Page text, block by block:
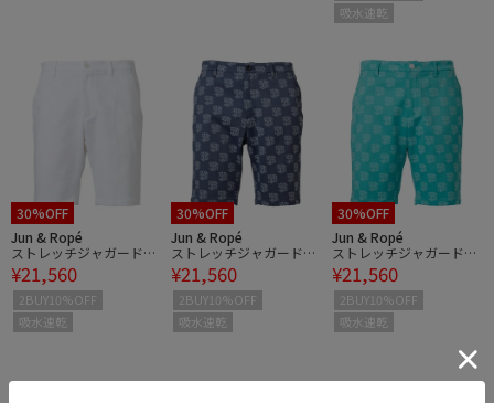
吸水速乾
30%OFF
Jun & Ropé
ストレッチジャガードシ
ョートパンツ/吸水速乾
¥21,560
2BUY10%OFF
吸水速乾
30%OFF
Jun & Ropé
ストレッチジャガードシ
ョートパンツ/吸水速乾
¥21,560
2BUY10%OFF
吸水速乾
30%OFF
Jun & Ropé
ストレッチジャガードシ
ョートパンツ/吸水速乾
¥21,560
2BUY10%OFF
吸水速乾